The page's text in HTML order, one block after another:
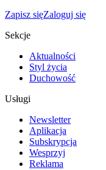
Zapisz sięZaloguj się
Sekcje
Aktualności
Styl życia
Duchowość
Usługi
Newsletter
Aplikacja
Subskrypcja
Wesprzyj
Reklama